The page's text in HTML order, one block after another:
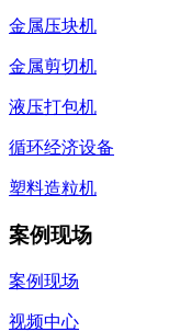
金属压块机
金属剪切机
液压打包机
循环经济设备
塑料造粒机
案例现场
案例现场
视频中心